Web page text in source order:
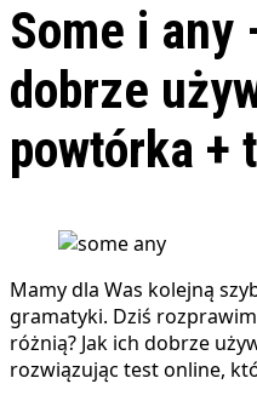
Some i any
dobrze
powtórka +
Mamy dla Was kolejną szybką powtórkę z angielskiej
gramatyki. Dziś
różnią? Jak ich dobrze
rozwiązując test online,